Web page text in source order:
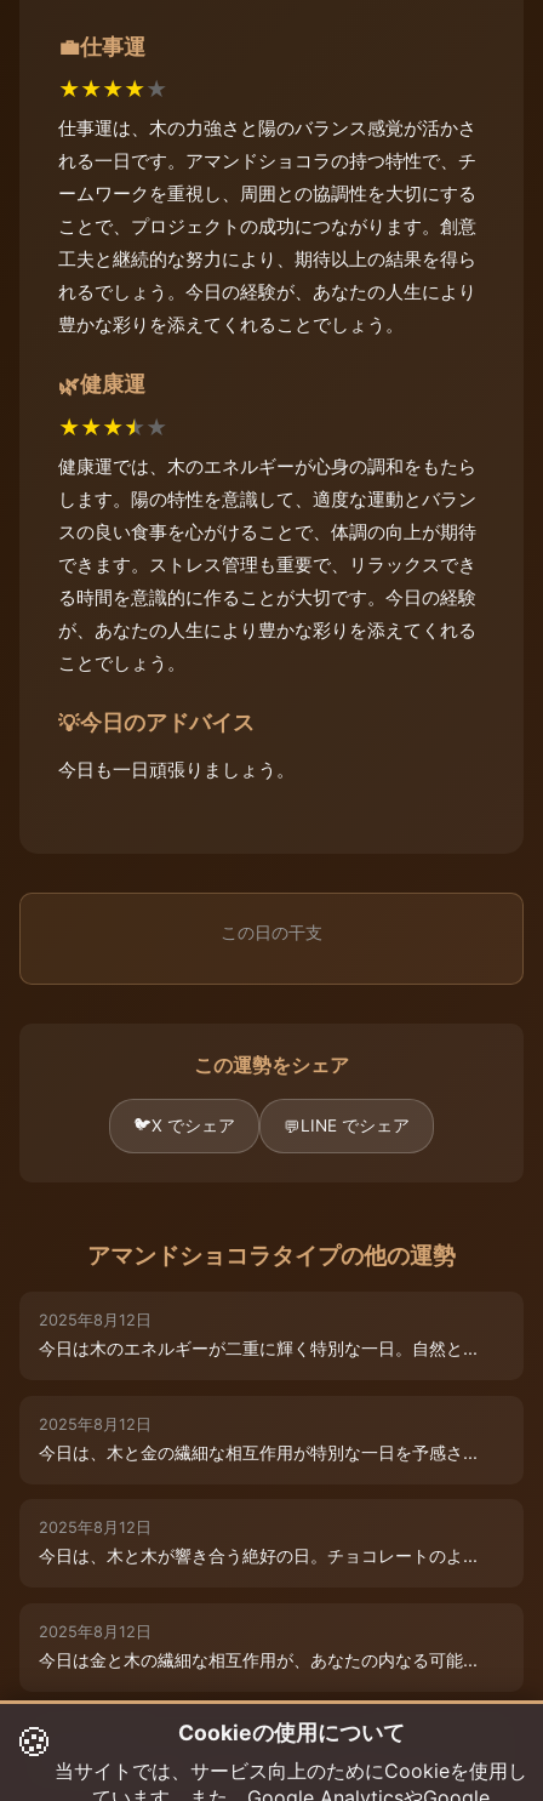
💼仕事運
★★★★★
仕事運は、木の力強さと陽のバランス感覚が活かさ
れる一日です。アマンドショコラの持つ特性で、チ
ームワークを重視し、周囲との協調性を大切にする
ことで、プロジェクトの成功につながります。創意
工夫と継続的な努力により、期待以上の結果を得ら
れるでしょう。今日の経験が、あなたの人生により
豊かな彩りを添えてくれることでしょう。
🌿健康運
★★★★★
健康運では、木のエネルギーが心身の調和をもたら
します。陽の特性を意識して、適度な運動とバラン
スの良い食事を心がけることで、体調の向上が期待
できます。ストレス管理も重要で、リラックスでき
る時間を意識的に作ることが大切です。今日の経験
が、あなたの人生により豊かな彩りを添えてくれる
ことでしょう。
💡今日のアドバイス
今日も一日頑張りましょう。
この日の干支
この運勢をシェア
🐦X でシェア 💬LINE でシェア
アマンドショコラタイプの他の運勢
2025年8月12日
今日は木のエネルギーが二重に輝く特別な一日。自然と...
2025年8月12日
今日は、木と金の繊細な相互作用が特別な一日を予感さ...
2025年8月12日
今日は、木と木が響き合う絶好の日。チョコレートのよ...
2025年8月12日
今日は金と木の繊細な相互作用が、あなたの内なる可能...
2025年8月9日
今日は木と木が重なる特別な日。内なる創造性が高まり...
🍪 Cookieの使用について
当サイトでは、サービス向上のためにCookieを使用し